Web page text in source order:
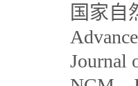
国家自
Journal